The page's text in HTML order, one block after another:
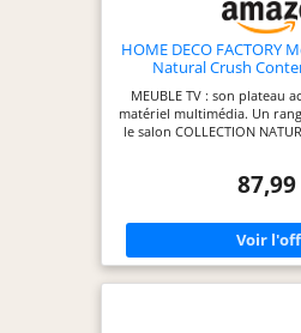
HOME DECO FACTORY
Natural Crush
MEUBLE TV : son plateau
matériel multimédia. Un
le salon COLLECTION
son design contemporain
PRATIQUE : ses
télécommandes et objets.
TEINTE BEIGE : sa couleur
les intérieurs. Un